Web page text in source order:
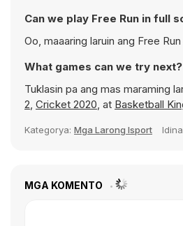
Can we play Free Run in full
Oo, maaaring laruin ang Free
What games can we try next?
Tuklasin pa ang mas maraming
2, Cricket 2020, at Basketball
Kategorya: Mga Larong Isport
MGA KOMENTO